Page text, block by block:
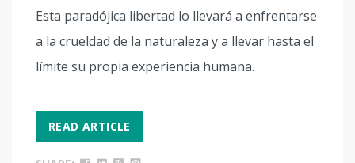
Esta paradójica libertad lo llevará a enfrentarse
a la crueldad de la naturaleza y a llevar hasta el
límite su propia experiencia humana.
READ ARTICLE